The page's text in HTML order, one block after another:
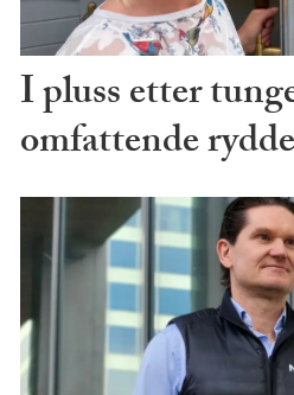
I pluss etter
omfattende